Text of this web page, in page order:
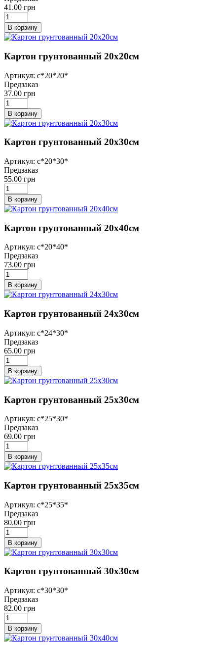
41.00 грн
В корзину
Картон грунтованный 20х20см
Артикул: с*20*20*
Предзаказ
37.00 грн
В корзину
Картон грунтованный 20х30см
Артикул: с*20*30*
Предзаказ
55.00 грн
В корзину
Картон грунтованный 20х40см
Артикул: с*20*40*
Предзаказ
73.00 грн
В корзину
Картон грунтованный 24х30см
Артикул: с*24*30*
Предзаказ
65.00 грн
В корзину
Картон грунтованный 25х30см
Артикул: с*25*30*
Предзаказ
69.00 грн
В корзину
Картон грунтованный 25х35см
Артикул: с*25*35*
Предзаказ
80.00 грн
В корзину
Картон грунтованный 30х30см
Артикул: с*30*30*
Предзаказ
82.00 грн
В корзину